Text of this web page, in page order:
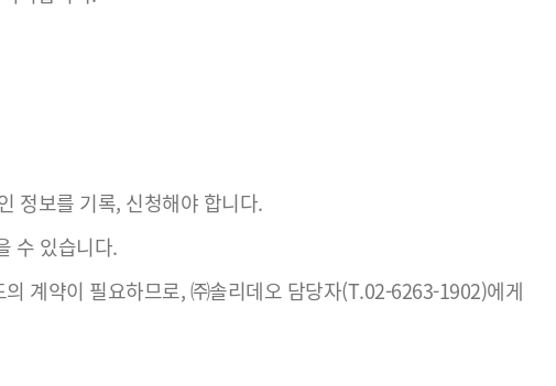
정보를 기록, 신청해야 합니다.
수 있습니다.
계약이 필요하므로, ㈜솔리데오 담당자(T.02-6263-1902)에게